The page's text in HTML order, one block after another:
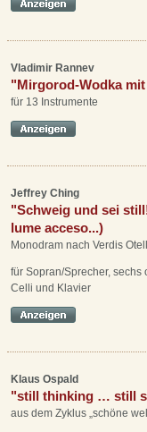
Vladimir Rannev
"Mirgorod-Wodka
für 13 Instrumente
Jeffrey Ching
"Schweig und sei
lume acceso...)
Monodram nach Verdis
für Sopran/Sprecher, sechs
Celli und Klavier
Klaus Ospald
"still thinking … still
aus dem Zyklus „schöne